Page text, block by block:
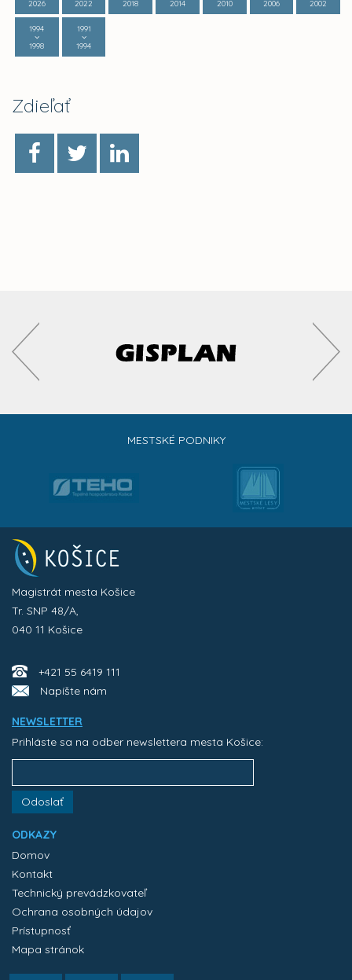
2026
2022
2018
2014
2010
2006
2002
1994
1998
1991
1994
Zdieľať
MESTSKÉ PODNIKY
Magistrát mesta Košice
Tr. SNP 48/A,
040 11 Košice
+421 55 6419 111
Napíšte nám
NEWSLETTER
Prihláste sa na odber newslettera mesta Košice:
Odoslať
ODKAZY
Domov
Kontakt
Technický prevádzkovateľ
Ochrana osobných údajov
Prístupnosť
Mapa stránok